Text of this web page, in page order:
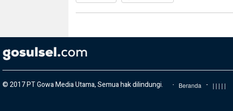
© 2017 PT Gowa Media Utama, Semua hak dilindungi. Beranda | | | | |